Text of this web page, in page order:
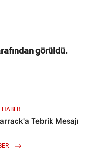
görüldü.
HABER
Tebrik Mesajı